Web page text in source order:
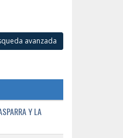
avanzada
Y LA